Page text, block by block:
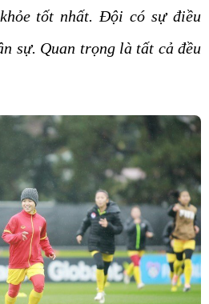
tốt nhất. Đội có sự điều
sự. Quan trọng là tất cả đều